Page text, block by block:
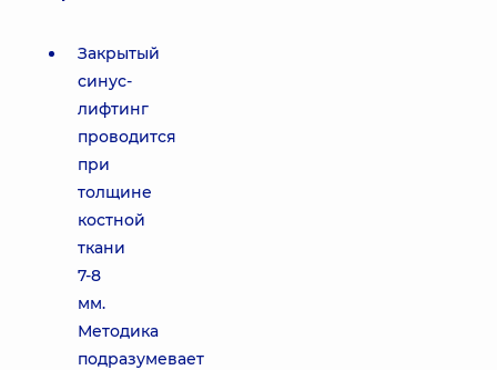
Закрытый
синус-
лифтинг
проводится
при
толщине
костной
ткани
7-8
мм.
Методика
подразумевает